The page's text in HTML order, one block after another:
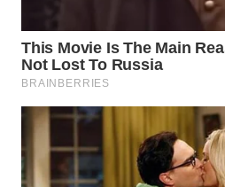
WN
LANGKAT
TAPANULI
SELATAN